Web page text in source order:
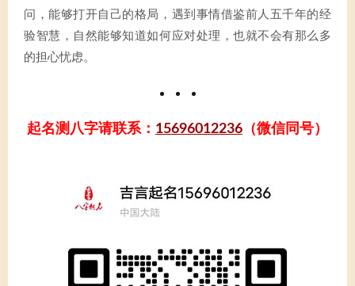
问，能够打开自己的格局，遇到事情借鉴前人五千年的经
验智慧，自然能够知道如何应对处理，也就不会有那么多
的担心忧虑。
起名测八字请联系： 15696012236 （微信同号）